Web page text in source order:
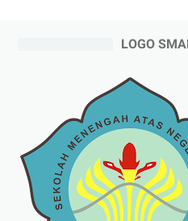
LOGO